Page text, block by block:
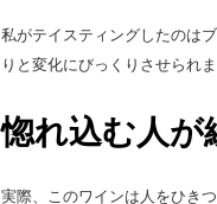
私がテイスティングしたのは
りと変化にびっくり させられま
惚れ込む人が
実際、このワインは人をひき